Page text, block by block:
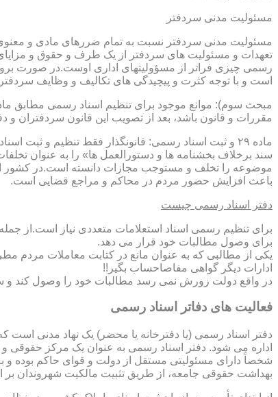
مسئولیت مدنی سردفتر
مسئولیت مدنی سردفتر نسبت به تمام ضررهای مادی و
تعهدات و مسئولیت های سردفتر از یک طرف و حقوق و
رسمی چیزی فراتر از مسؤولیتهای اداری اوست.در صورت
است و با توجه کثرت و پیچیدگی های تکالیف و وظایف
مقررات و قانون باشد، بعد از تصویب این قانون سردفتران
سند برخلاف بخشنامه ها و دستورالعمل ها» را به عنوان
موضوعه را تخلف و مستوجب مجازات دانسته است.در کشور
باعث افزایش حضور مردم در محاکم و مراجع قضایی است.
دفتر اسناد رسمی چیست
برای تنظیم رسمی اسناد استعلامات متعددی نیاز است.از
برای وصول مطالبات خود قرار می دهد.
یکی از مطالبی که به عنوان مانع در کتابت معاملات مردم
ادارات دیگر گواهی مفاصاحساب بگیر!!
در واقع دولت زورش نمی رسد مطالبات خود را وصول کند و
فعالیت های دفاتر اسناد رسمی
دفتر اسناد رسمی (یا دفترخانه یا محضر) یک نهاد مدنی
اداره می شود. دفتر اسناد رسمی به عنوان یک مرکز حقوقی
شخصاً دارای مسئولیتی مستقل از دولت و قوای حاکم بوده و
بهداشت حقوقی جامعه، از طریق تثبیت مالکیت شهروندان